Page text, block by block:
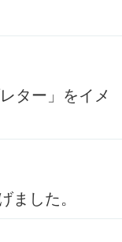
ター」をイメ
ました。